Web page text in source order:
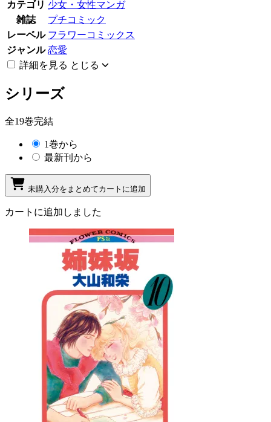
カテゴリ 少女・女性マンガ
雑誌
プチコミック
レーベル フラワーコミックス
ジャンル 恋愛
詳細を見る とじる
シリーズ
全19巻完結
1巻から
最新刊から
未購入分をまとめてカートに追加
カートに追加しました